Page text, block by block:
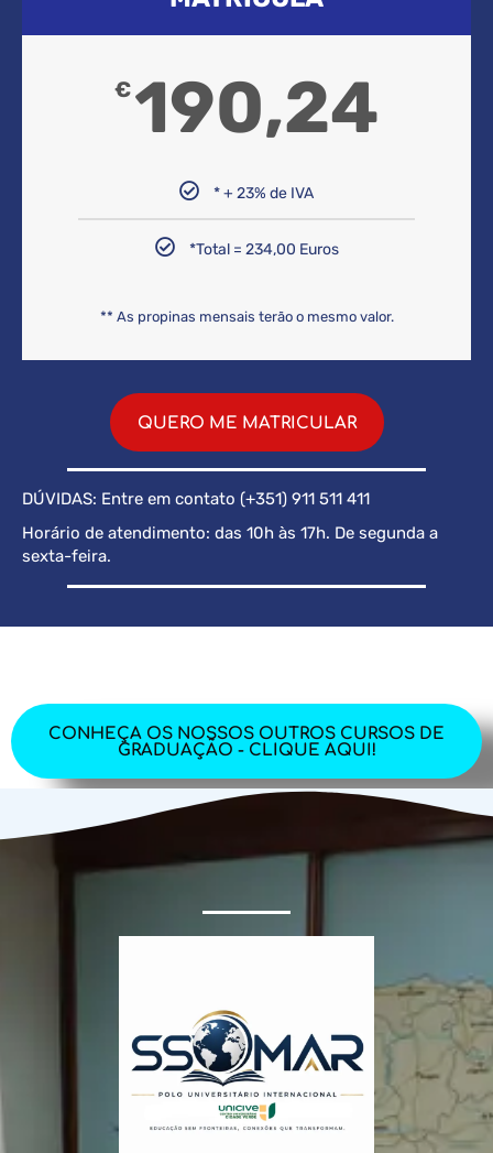
€190,24
* + 23% de IVA
*Total = 234,00 Euros
** As propinas mensais terão o mesmo valor.
QUERO ME MATRICULAR
DÚVIDAS: Entre em contato (+351) 911 511 411
Horário de atendimento: das 10h às 17h. De segunda a
sexta-feira.
CONHEÇA OS NOSSOS OUTROS CURSOS DE
GRADUAÇÃO - CLIQUE AQUI!